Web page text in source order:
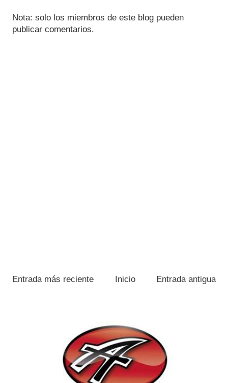
Nota: solo los miembros de este blog pueden
publicar comentarios.
Entrada más reciente Entrada antigua
Inicio